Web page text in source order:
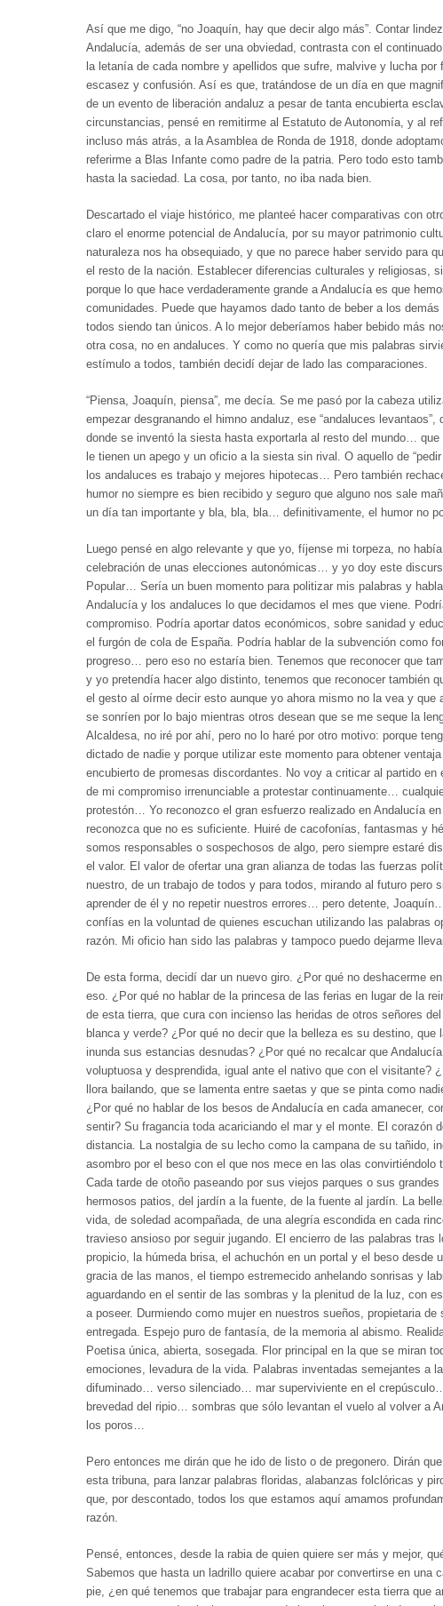
Así que me digo, “no Joaquín, hay que decir algo más”. Contar
Andalucía, además de ser una obviedad, contrasta con el
la letanía de cada nombre y apellidos que sufre, malvive y lucha
escasez y confusión. Así es que, tratándose de un día en que
de un evento de liberación andaluz a pesar de tanta encubierta
circunstancias, pensé en remitirme al Estatuto de Autonomía, y al
incluso más atrás, a la Asamblea de Ronda de 1918, donde
referirme a Blas Infante como padre de la patria. Pero todo esto
hasta la saciedad. La cosa, por tanto, no iba nada bien.
Descartado el viaje histórico, me planteé hacer comparativas con
claro el enorme potencial de Andalucía, por su mayor patrimonio
naturaleza nos ha obsequiado, y que no parece haber servido para
el resto de la nación. Establecer diferencias culturales y religiosas,
porque lo que hace verdaderamente grande a Andalucía es que
comunidades. Puede que hayamos dado tanto de beber a los
todos siendo tan únicos. A lo mejor deberíamos haber bebido más
otra cosa, no en andaluces. Y como no quería que mis palabras
estímulo a todos, también decidí dejar de lado las comparaciones.
“Piensa, Joaquín, piensa”, me decía. Se me pasó por la cabeza
empezar desgranando el himno andaluz, ese “andaluces
donde se inventó la siesta hasta exportarla al resto del mundo…
le tienen un apego y un oficio a la siesta sin rival. O aquello de
los andaluces es trabajo y mejores hipotecas… Pero también
humor no siempre es bien recibido y seguro que alguno nos sale
un día tan importante y bla, bla, bla… definitivamente, el humor no
Luego pensé en algo relevante y que yo, fíjense mi torpeza, no
celebración de unas elecciones autonómicas… y yo doy este
Popular… Sería un buen momento para politizar mis palabras y
Andalucía y los andaluces lo que decidamos el mes que viene.
compromiso. Podría aportar datos económicos, sobre sanidad y
el furgón de cola de España. Podría hablar de la subvención como
progreso… pero eso no estaría bien. Tenemos que reconocer que
y yo pretendía hacer algo distinto, tenemos que reconocer también
el gesto al oírme decir esto aunque yo ahora mismo no la vea y que
se sonríen por lo bajo mientras otros desean que se me seque la
Alcaldesa, no iré por ahí, pero no lo haré por otro motivo: porque
dictado de nadie y porque utilizar este momento para obtener
encubierto de promesas discordantes. No voy a criticar al partido en
de mi compromiso irrenunciable a protestar continuamente…
protestón… Yo reconozco el gran esfuerzo realizado en Andalucía
reconozca que no es suficiente. Huiré de cacofonías, fantasmas y
somos responsables o sospechosos de algo, pero siempre estaré
el valor. El valor de ofertar una gran alianza de todas las fuerzas
nuestro, de un trabajo de todos y para todos, mirando al futuro pero
aprender de él y no repetir nuestros errores… pero detente,
confías en la voluntad de quienes escuchan utilizando las palabras
razón. Mi oficio han sido las palabras y tampoco puedo dejarme
De esta forma, decidí dar un nuevo giro. ¿Por qué no deshacerme
eso. ¿Por qué no hablar de la princesa de las ferias en lugar de la
de esta tierra, que cura con incienso las heridas de otros señores
blanca y verde? ¿Por qué no decir que la belleza es su destino, que
inunda sus estancias desnudas? ¿Por qué no recalcar que
voluptuosa y desprendida, igual ante el nativo que con el visitante?
llora bailando, que se lamenta entre saetas y que se pinta como
¿Por qué no hablar de los besos de Andalucía en cada amanecer,
sentir? Su fragancia toda acariciando el mar y el monte. El corazón
distancia. La nostalgia de su lecho como la campana de su tañido,
asombro por el beso con el que nos mece en las olas convirtiéndolo
Cada tarde de otoño paseando por sus viejos parques o sus
hermosos patios, del jardín a la fuente, de la fuente al jardín. La
vida, de soledad acompañada, de una alegría escondida en cada
travieso ansioso por seguir jugando. El encierro de las palabras tras
propicio, la húmeda brisa, el achuchón en un portal y el beso desde
gracia de las manos, el tiempo estremecido anhelando sonrisas y
aguardando en el sentir de las sombras y la plenitud de la luz, con
a poseer. Durmiendo como mujer en nuestros sueños, propietaria
entregada. Espejo puro de fantasía, de la memoria al abismo.
Poetisa única, abierta, sosegada. Flor principal en la que se miran
emociones, levadura de la vida. Palabras inventadas semejantes a
difuminado… verso silenciado… mar superviviente en el
brevedad del ripio… sombras que sólo levantan el vuelo al volver a
los poros…
Pero entonces me dirán que he ido de listo o de pregonero. Dirán
esta tribuna, para lanzar palabras floridas, alabanzas folclóricas y
que, por descontado, todos los que estamos aquí amamos
razón.
Pensé, entonces, desde la rabia de quien quiere ser más y mejor,
Sabemos que hasta un ladrillo quiere acabar por convertirse en una
pie, ¿en qué tenemos que trabajar para engrandecer esta tierra que